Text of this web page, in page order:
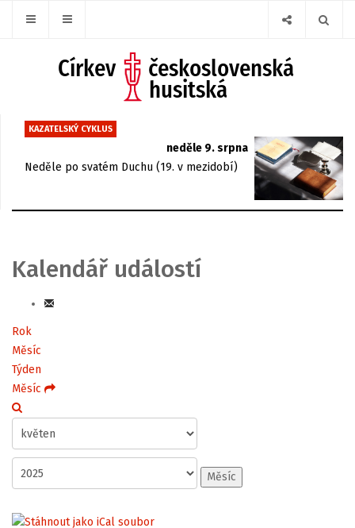
KAZATELSKÝ CYKLUS
neděle 9. srpna
Neděle po svatém Duchu (19. v mezidobí)
Kalendář událostí
Rok
Měsíc
Týden
Měsíc
Měsíc